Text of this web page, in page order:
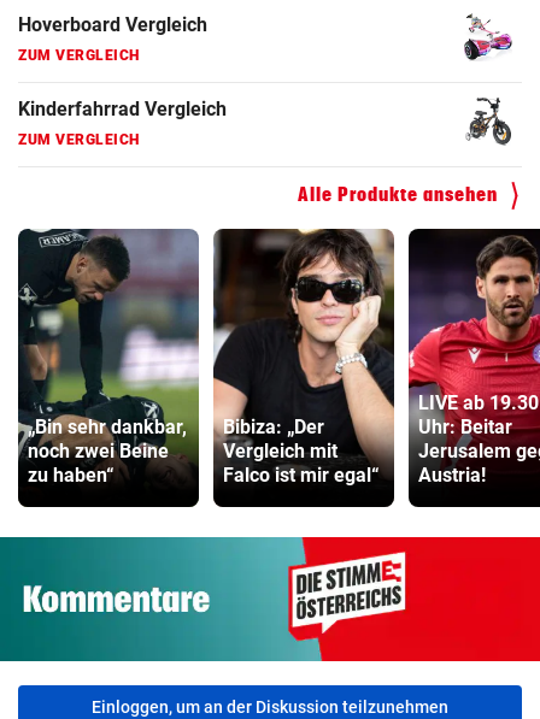
Fahrradanhänger Vergleich
ZUM VERGLEICH
Hoverboard Vergleich
ZUM VERGLEICH
Kinderfahrrad Vergleich
ZUM VERGLEICH
Alle Produkte ansehen
„Bin sehr dankbar,
noch zwei Beine
zu haben“
Bibiza: „Der
Vergleich mit
Falco ist mir egal“
LIVE ab 19.30
Uhr: Beitar
Jerusalem
Austria!
Einloggen, um an der Diskussion teilzunehmen